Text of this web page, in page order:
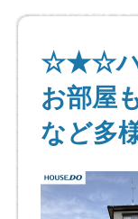
☆★☆ハ
お部屋
など多